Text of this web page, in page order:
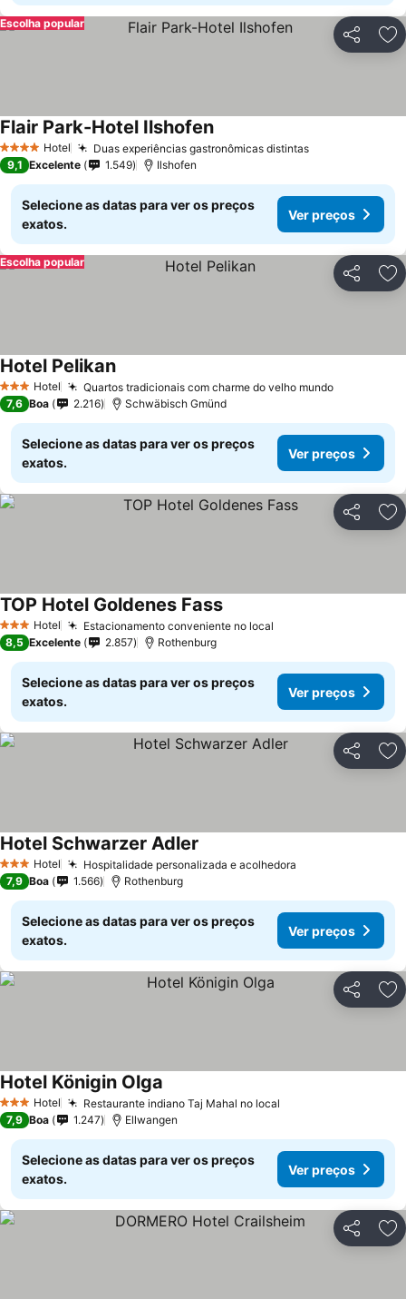
Partilhar
Escolha popular
4 EstrelasHotel Duas experiências gastronômicas distintasVer preços
Flair Park-Hotel IlshofenVer preços
9,1 Excelente 1.549 Ilshofen
Selecione as datas para ver os preços
exatos.
Ver preços
Partilhar
Escolha popular
3 EstrelasHotel Quartos tradicionais com charme do velho mundoVer preços
Hotel PelikanVer preços
7,6 Boa 2.216 Schwäbisch Gmünd
Selecione as datas para ver os preços
exatos.
Ver preços
Partilhar
3 EstrelasHotel Estacionamento conveniente no local
TOP Hotel Goldenes FassVer preços
8,5 Excelente 2.857 Rothenburg
Selecione as datas para ver os preços
exatos.
Ver preços
Partilhar
3 EstrelasHotel Hospitalidade personalizada e acolhedora
Hotel Schwarzer Adler
7,9 Boa 1.566 Rothenburg
Selecione as datas para ver os preços
exatos.
Ver preços
Partilhar
3 EstrelasHotel Restaurante indiano Taj Mahal no local
Hotel Königin Olga
7,9 Boa 1.247 Ellwangen
Selecione as datas para ver os preços
exatos.
Ver preços
Partilhar